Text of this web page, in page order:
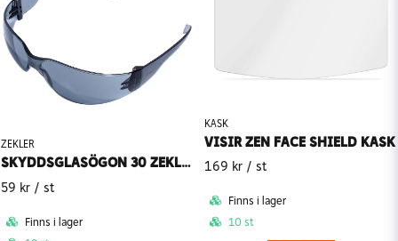
ZEKLER
SKYDDSGLASÖGON 30 ZEKLER
59 kr / st
Finns i lager
KASK
VISIR ZEN FACE SHIELD KASK
169 kr / st
Finns i lager
10 st